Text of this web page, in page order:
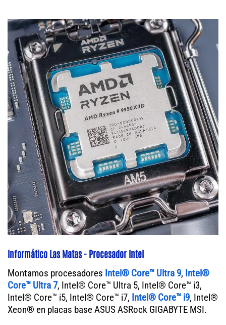
Informático Las Matas - Procesador Intel
Montamos procesadores Intel® Core™ Ultra 9, Intel®
Core™ Ultra 7, Intel® Core™ Ultra 5, Intel® Core™ i3,
Intel® Core™ i5, Intel® Core™ i7, Intel® Core™ i9, Intel®
Xeon® en placas base ASUS ASRock GIGABYTE MSI.